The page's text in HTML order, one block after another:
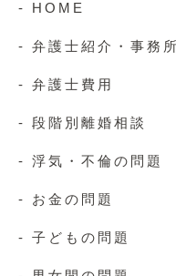
- HOME
- 弁護士紹介・事務
- 弁護士費用
- 段階別離婚相談
- 浮気・不倫の問題
- お金の問題
- 子どもの問題